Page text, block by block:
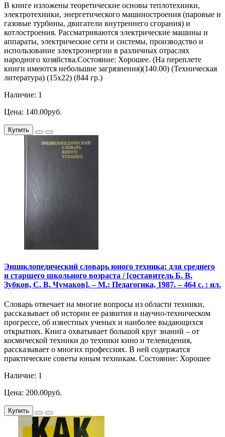
В книге изложены теоретические основы теплотехники,
электротехники, энергетического машиностроения (паровые и
газовые турбины, двигатели внутреннего сгорания) и
котлостроения. Рассматриваются электрические машины и
аппараты, электрические сети и системы, производство и
использование электроэнергии в различных отраслях
народного хозяйства.Состояние: Хорошее. (На переплете
книги имеются небольшие загрязнения)(140.00) (Техническая
литература) (15х22) (844 гр.)
Наличие: 1
Цена: 140.00руб.
Купить
Энциклопедический словарь юного техника: для среднего
и старшего школьного возраста / [составитель Б. В.
Зубков, С. В. Чумаков]. – М.: Педагогика, 1987. – 464 с. : ил.
Словарь отвечает на многие вопросы из области техники,
рассказывает об истории ее развития и научно-техническом
прогрессе, об известных ученых и наиболее выдающихся
открытиях. Книга охватывает большой круг знаний – от
космической техники до техники кино и телевидения,
рассказывает о многих профессиях. В ней содержатся
практические советы юным техникам. Состояние: Хорошее
Наличие: 1
Цена: 200.00руб.
Купить